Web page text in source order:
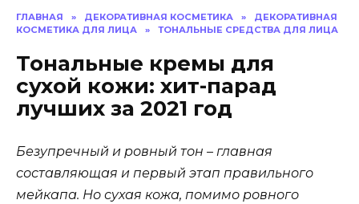
ГЛАВНАЯ » ДЕКОРАТИВНАЯ КОСМЕТИКА »
ДЕКОРАТИВНАЯ
КОСМЕТИКА ДЛЯ ЛИЦА
» ТОНАЛЬНЫЕ СРЕДСТВА ДЛЯ ЛИЦА
Тональные кремы для
сухой кожи: хит-парад
лучших за 2021 год
Безупречный и ровный тон – главная
составляющая и первый этап правильного
мейкапа. Но сухая кожа, помимо ровного